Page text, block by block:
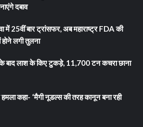
दबाव
में 25वीं बार ट्रांसफर, अब महाराष्ट्र FDA की
लगी तुलना
के बाद लाश के किए टुकड़े, 11,700 टन कचरा छाना
कहा- ‘मैगी नूडल्स की तरह कानून बना रही